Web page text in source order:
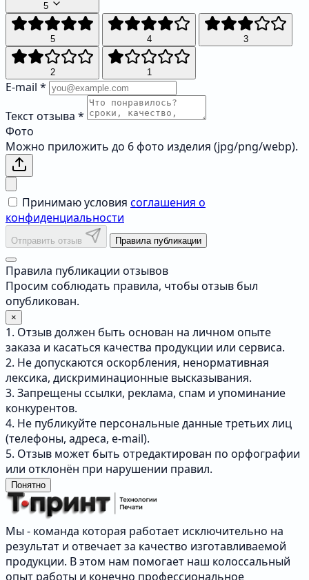
5
5 4 3
2 1
E-mail *
Текст отзыва *
Фото
Можно приложить до 6 фото изделия (jpg/png/webp).
Принимаю условия соглашения о
конфиденциальности
Отправить отзыв Правила публикации
Правила публикации отзывов
Просим соблюдать правила, чтобы отзыв был
опубликован.
×
1. Отзыв должен быть основан на личном опыте
заказа и касаться качества продукции или сервиса.
2. Не допускаются оскорбления, ненормативная
лексика, дискриминационные высказывания.
3. Запрещены ссылки, реклама, спам и упоминание
конкурентов.
4. Не публикуйте персональные данные третьих лиц
(телефоны, адреса, e-mail).
5. Отзыв может быть отредактирован по орфографии
или отклонён при нарушении правил.
Понятно
Мы - команда которая работает исключительно на
результат и отвечает за качество изготавливаемой
продукции. В этом нам помогает наш колоссальный
опыт работы и конечно профессиональное